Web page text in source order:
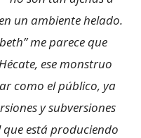
un ambiente helado.
me parece que
ese monstruo
como el público, ya
y subversiones
está produciendo